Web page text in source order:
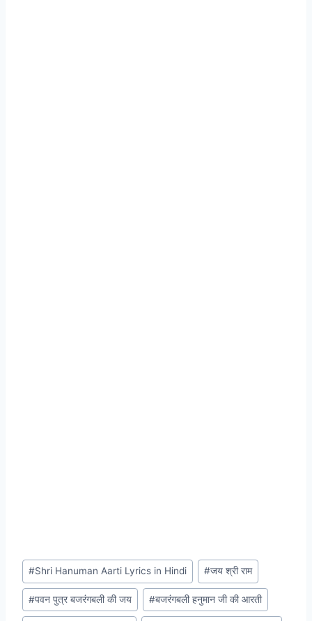
Post
Tags:
#Shri Hanuman Aarti Lyrics in Hindi #जय श्री राम
#पवन पुत्र बजरंगबली की जय #बजरंगबली हनुमान जी की आरती